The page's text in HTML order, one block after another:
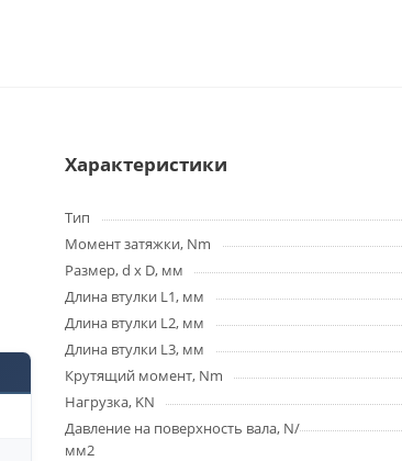
Характеристики
Тип
Момент затяжки, Nm
Размер, d x D, мм
Длина втулки L1, мм
Длина втулки L2, мм
Длина втулки L3, мм
Крутящий момент, Nm
Нагрузка, KN
Давление на поверхность вала, N/
мм2